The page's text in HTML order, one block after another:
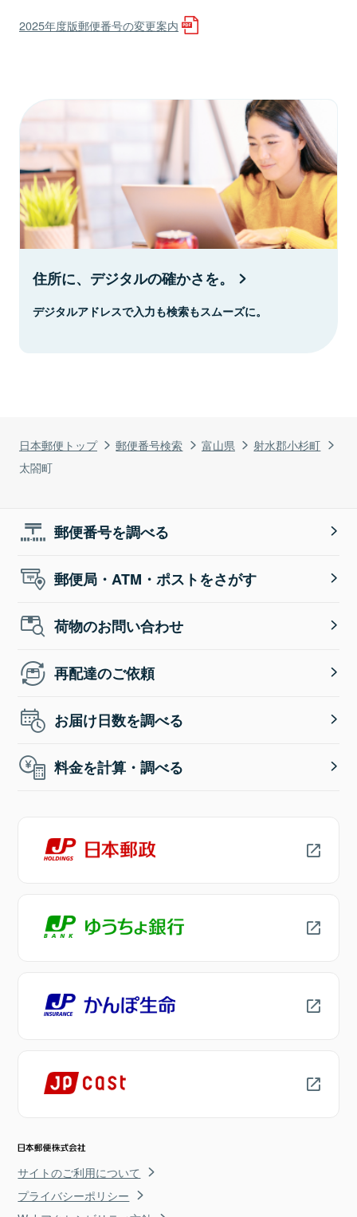
日本郵便トップ 郵便番号検索 富山県
射水郡小杉町
太閤町
2025年度版郵便番号の変更案内
住所に、デジタルの確かさを。
デジタルアドレスで入力も検索もスムーズに。
郵便番号を調べる
郵便局・ATM・ポストをさがす
荷物のお問い合わせ
再配達のご依頼
お届け日数を調べる
料金を計算・調べる
サイトのご利用について
プライバシーポリシー